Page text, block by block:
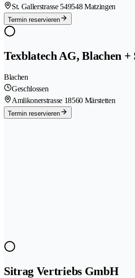
St. Gallerstrasse 549548 Matzingen
Termin reservieren
Texblatech AG, Blachen +
Blachen
Geschlossen
Amlikonerstrasse 18560 Märstetten
Termin reservieren
Sitrag Vertriebs GmbH